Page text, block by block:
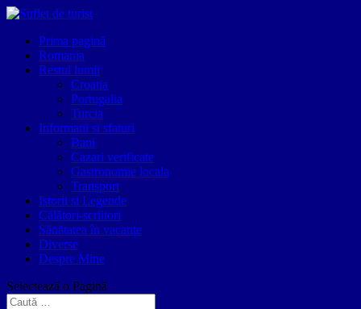
Prima pagină
Romania
Restul lumii
Croatia
Portugalia
Turcia
Informatii si sfaturi
Bani
Cazari verificate
Gastronomie locala
Transport
Istorii si Legende
Călători-scriitori
Sănătatea în vacanțe
Diverse
Despre Mine
Selectează o Pagină